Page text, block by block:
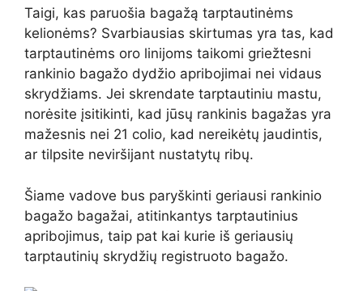
Taigi, kas paruošia bagažą tarptautinėms
kelionėms? Svarbiausias skirtumas yra tas, kad
tarptautinėms oro linijoms taikomi griežtesni
rankinio bagažo dydžio apribojimai nei vidaus
skrydžiams. Jei skrendate tarptautiniu mastu,
norėsite įsitikinti, kad jūsų rankinis bagažas yra
mažesnis nei 21 colio, kad nereikėtų jaudintis,
ar tilpsite neviršijant nustatytų ribų.
Šiame vadove bus paryškinti geriausi rankinio
bagažo bagažai, atitinkantys tarptautinius
apribojimus, taip pat kai kurie iš geriausių
tarptautinių skrydžių registruoto bagažo.